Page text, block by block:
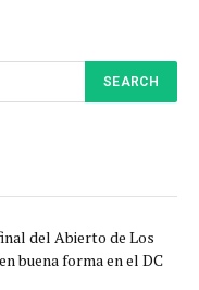
del Abierto de Los
buena forma en el DC